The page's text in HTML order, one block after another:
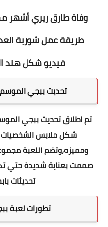
وفاة طارق ريري أشهر
طريقة عمل شوربة
فيديو شكل هند
تحديث ببجي الموسم 15،ببجي اصدار 2.0.15
شكل ملابس الشخصيات
ومميزه،وتضم اللعبة
صممت بعناية شديدة حتي
تحديثات
تطورات لعبة ببجي